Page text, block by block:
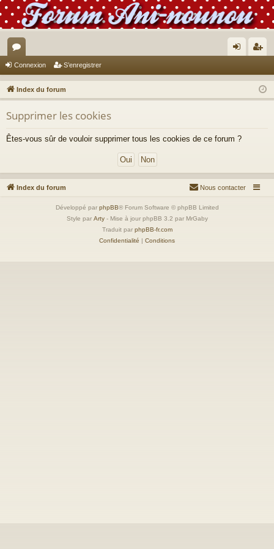
or
u
m
s
ne
xi
nr
eg
Connexion S’enregistrer
Index du forum
Supprimer les cookies
Êtes-vous sûr de vouloir supprimer tous les cookies de ce forum ?
Index du forum Nous contacter
Développé par phpBB® Forum Software © phpBB Limited
Style par Arty- Mise à jour phpBB 3.2 par MrGaby
Traduit par phpBB-fr.com
Confidentialité | Conditions